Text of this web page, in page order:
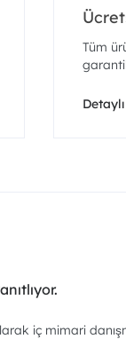
Tüm
iç mimari